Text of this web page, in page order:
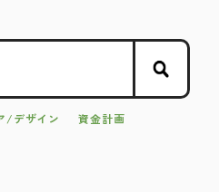
/デザイン 資金計画